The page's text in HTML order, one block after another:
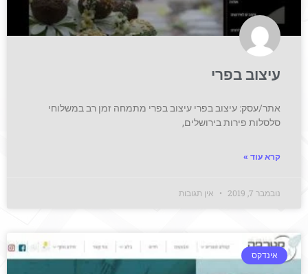
עיצוב בפרי
אתר/עסק: עיצוב בפרי עיצוב בפרי מתמחה זמן רב במשלוחי
סלסלות פירות בירושלים,
קרא עוד »
נובמבר 7, 2019 אין תגובות
אינדקס